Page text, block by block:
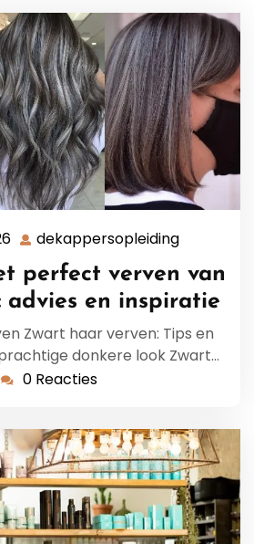
27
juli
2026
dekappersopleiding
perfect verven van
advies en inspiratie
Zwart haar verven: Tips en
donkere look Zwart…
0 Reacties